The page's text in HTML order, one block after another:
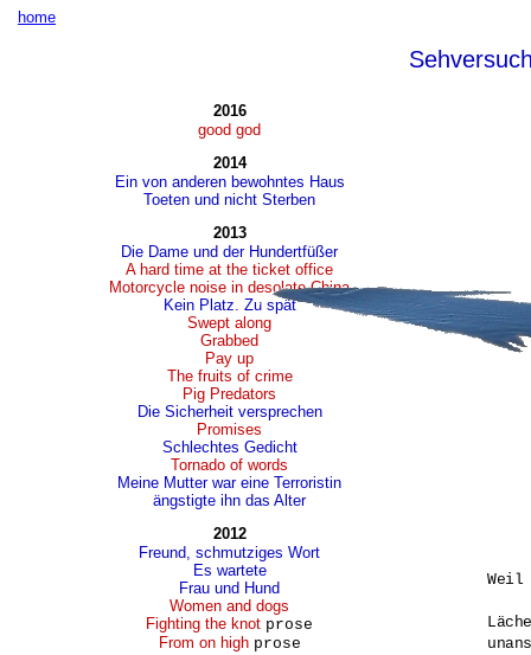
home
2016
good god
2014
Ein von anderen bewohntes Haus
Toeten und nicht Sterben
2013
Die Dame und der Hundertfüßer
A hard time at the ticket office
Motorcycle noise in desolate China
Kein Platz. Zu spät
Swept along
Grabbed
Pay up
The fruits of crime
Pig Predators
Die Sicherheit versprechen
Promises
Schlechtes Gedicht
Tornado of words
Meine Mutter war eine Terroristin
ängstigte ihn das Alter
2012
Freund, schmutziges Wort
Es wartete
Frau und Hund
Women and dogs
Fighting the knot prose
From on high prose